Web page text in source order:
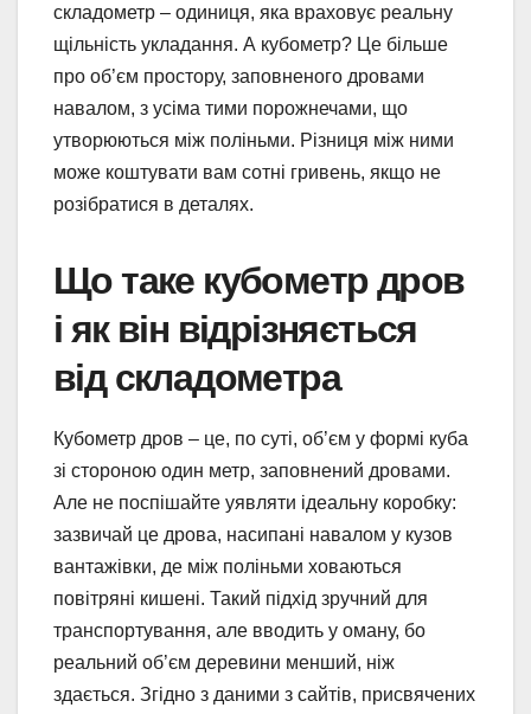
складометр – одиниця, яка враховує реальну
щільність укладання. А кубометр? Це більше
про об’єм простору, заповненого дровами
навалом, з усіма тими порожнечами, що
утворюються між поліньми. Різниця між ними
може коштувати вам сотні гривень, якщо не
розібратися в деталях.
Що таке кубометр дров
і як він відрізняється
від складометра
Кубометр дров – це, по суті, об’єм у формі куба
зі стороною один метр, заповнений дровами.
Але не поспішайте уявляти ідеальну коробку:
зазвичай це дрова, насипані навалом у кузов
вантажівки, де між поліньми ховаються
повітряні кишені. Такий підхід зручний для
транспортування, але вводить у оману, бо
реальний об’єм деревини менший, ніж
здається. Згідно з даними з сайтів, присвячених